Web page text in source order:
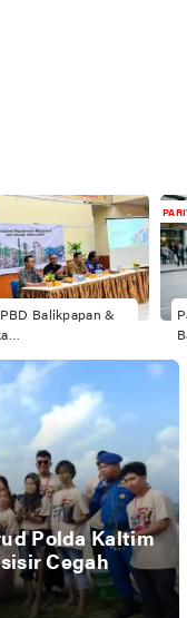
Balikpapan &
Polda Kaltim
Cegah